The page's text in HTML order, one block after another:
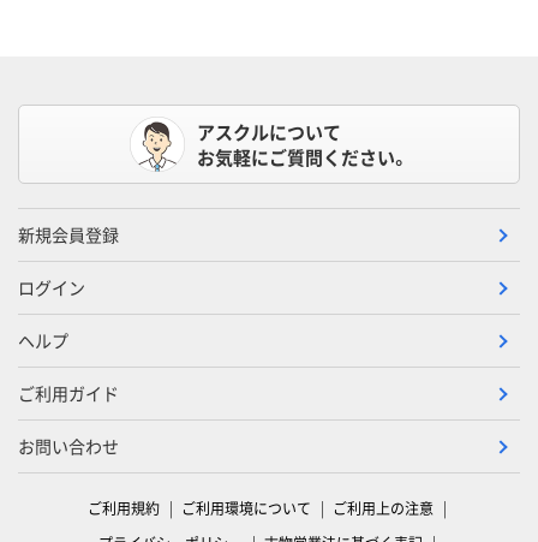
アスクルについて
お気軽にご質問ください。
新規会員登録
ログイン
ヘルプ
ご利用ガイド
お問い合わせ
ご利用規約 ご利用環境について
ご利用上の注意